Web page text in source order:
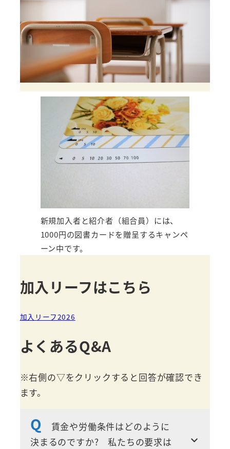
新規加入者と紹介者（組合員）には、
1000円の図書カードを贈呈するキャンペ
ーン中です。
加入リーフはこちら
加入リーフ2026
よくあるQ&A
※右側の▽をクリックすると回答が確認でき
ます。
Q
賃金や労働条件はどのように
決まるのですか? 私たちの要求は